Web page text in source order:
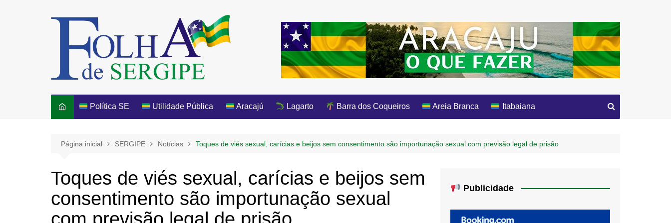
Política SE Utilidade Pública Aracajú Lagarto Barra dos Coqueiros Areia Branca Itabaiana
Página inicial SERGIPE Notícias Toques de viés sexual, carícias e beijos sem consentimento são importunação sexual com previsão legal de prisão
Toques de viés sexual, carícias e beijos sem
consentimento são importunação sexual
Publicidade